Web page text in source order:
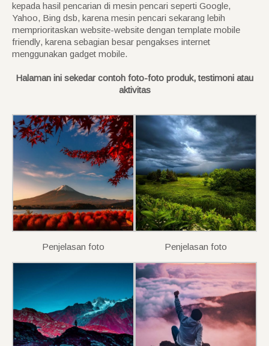
kepada hasil pencarian di mesin pencari seperti Google,
Yahoo, Bing dsb, karena mesin pencari sekarang lebih
memprioritaskan website-website dengan template mobile
friendly, karena sebagian besar pengakses internet
menggunakan gadget mobile.
Halaman ini sekedar contoh foto-foto produk, testimoni atau
aktivitas
Penjelasan foto Penjelasan foto